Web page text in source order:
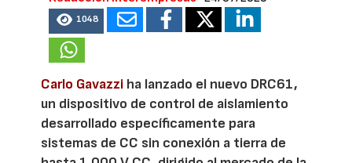
1048
Carlo Gavazzi ha lanzado el nuevo DRC61,
un dispositivo de control de aislamiento
desarrollado específicamente para
sistemas de CC sin conexión a tierra de